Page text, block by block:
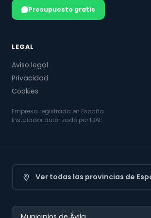
Presupuesto gratis
LEGAL
Aviso legal
Privacidad
Cookies
Empresa registrada en España
Instalador autorizado por IDAE
Ver todas las provincias de